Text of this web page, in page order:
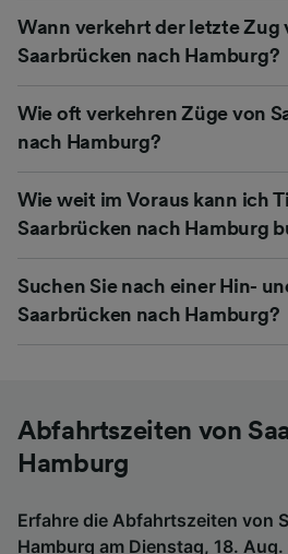
Wann verkehrt der letzte Zug
Saarbrücken nach Hamburg?
Wie oft verkehren Züge von
nach Hamburg?
Wie weit im Voraus kann ich
Saarbrücken nach Hamburg
Suchen Sie nach einer Hin-
Saarbrücken nach Hamburg?
Abfahrtszeiten von
Hamburg
Erfahre die Abfahrtszeiten von
Hamburg am Dienstag, 18.